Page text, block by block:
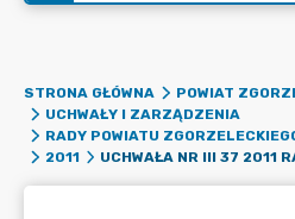
STRONA GŁÓWNA
POWIAT
UCHWAŁY I ZARZĄDZENIA
RADY POWIATU
2011